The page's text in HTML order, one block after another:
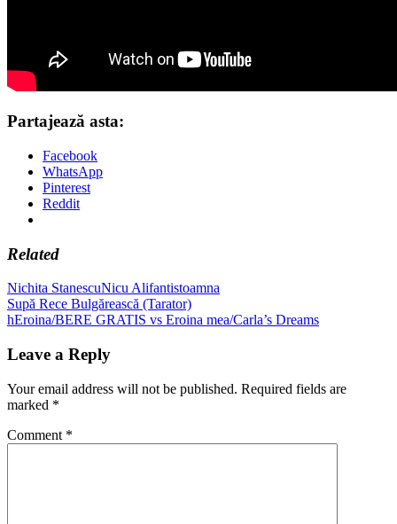
Partajează asta:
Facebook
WhatsApp
Pinterest
Reddit
Related
Nichita StanescuNicu Alifantistoamna
Post
navigation
Previous
Post:
Supă Rece Bulgărească (Tarator)
Next
hEroina/BERE GRATIS vs Eroina mea/Carla’s Dreams
Leave a Reply
Your email address will not be published. Required fields are
marked *
Comment *